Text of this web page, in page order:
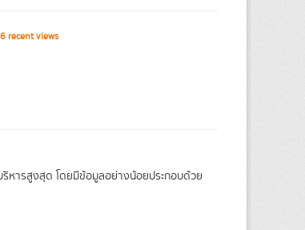
recent views
หารสูงสุด โดยมีข้อมูลอย่างน้อยประกอบด้วย